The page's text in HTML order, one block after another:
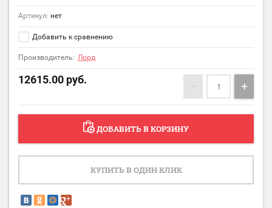
Артикул: нет
Добавить к сравнению
Производитель: Лорд
12615.00 руб. − +
ДОБАВИТЬ В КОРЗИНУ
КУПИТЬ В ОДИН КЛИК